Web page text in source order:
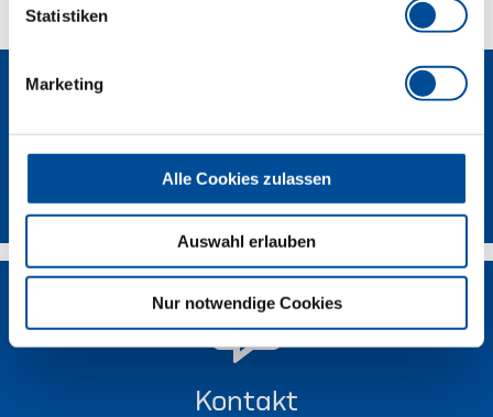
Statistiken
Marketing
Alle Cookies zulassen
Auswahl erlauben
Nur notwendige Cookies
Newsletter
Kontakt